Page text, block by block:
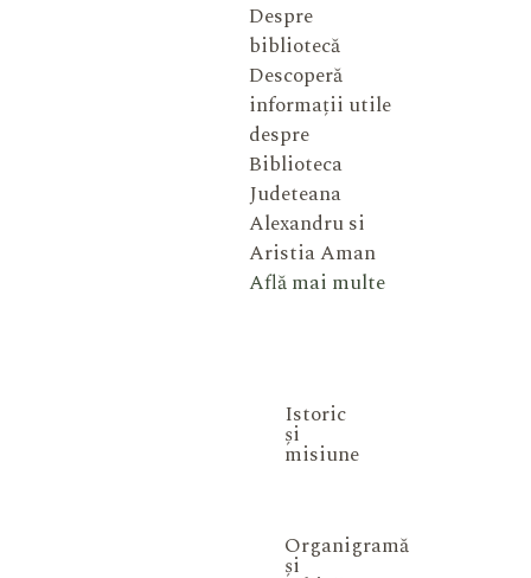
Despre
bibliotecă
Descoperă
informații utile
despre
Biblioteca
Judeteana
Alexandru si
Aristia Aman
Află mai multe
Istoric
și
misiune
Organigramă
și